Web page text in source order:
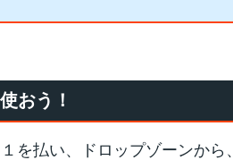
おう！
１を払い、ドロップゾーンか